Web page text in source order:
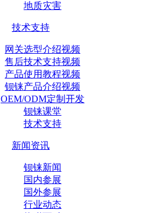
地质灾害
技术支持
网关选型介绍视频
售后技术支持视频
产品使用教程视频
钡铼产品介绍视频
OEM/ODM定制开发
钡铼课堂
技术支持
新闻资讯
钡铼新闻
国内参展
国外参展
行业动态